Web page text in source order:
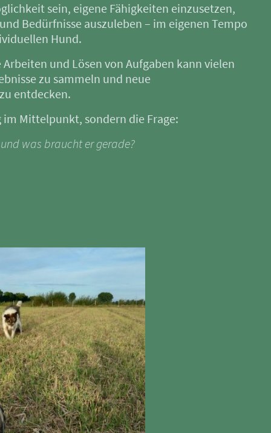
sein, eigene Fähigkeiten einzusetzen,
Bedürfnisse auszuleben – im eigenen Tempo
Hund.
und Lösen von Aufgaben kann vielen
zu sammeln und neue
entdecken.
Mittelpunkt, sondern die Frage:
was braucht er gerade?